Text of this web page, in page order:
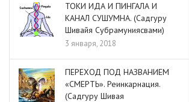
ТОКИ ИДА И ПИНГАЛА И
КАНАЛ СУШУМНА. (Садгуру
Шивайя Субрамуниясвами)
3 января, 2018
ПЕРЕХОД ПОД НАЗВАНИЕМ
«СМЕРТЬ». Реинкарнация.
(Садгуру Шивая